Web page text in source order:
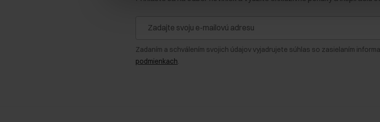
Zadaním a schválením svojich údajov vyjadrujete súhlas so zasielaním
podmienkach.